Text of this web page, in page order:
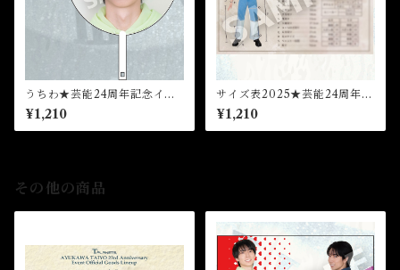
うちわ★芸能24周年記念イベ
ント
¥1,210
サイズ表2025★芸能24周年記
念イベント
¥1,210
その他の商品